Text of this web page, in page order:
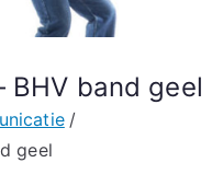
BHV band geel
geel